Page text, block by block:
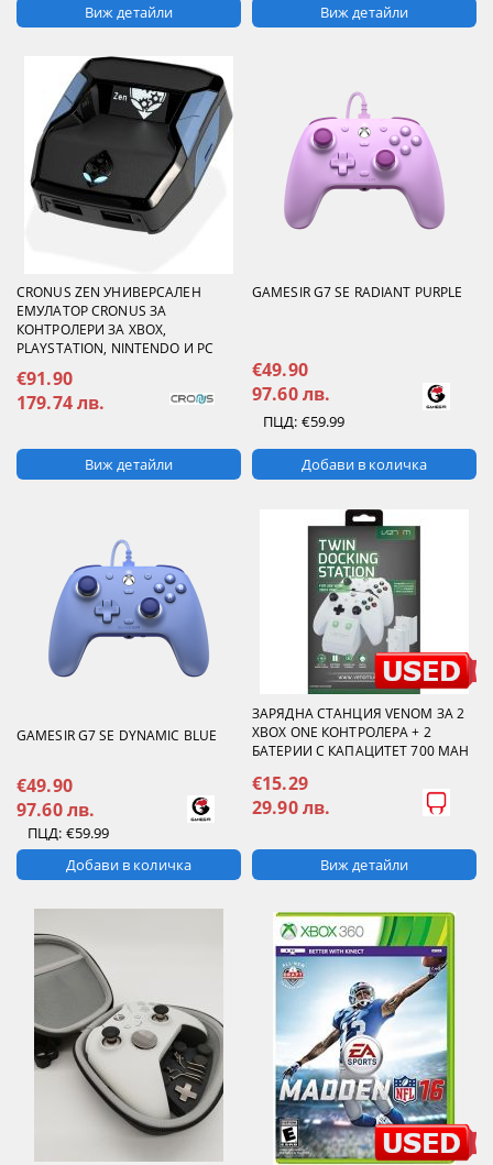
Виж детайли
Виж детайли
CRONUS ZEN УНИВЕРСАЛЕН
ЕМУЛАТОР CRONUS ЗА
КОНТРОЛЕРИ ЗА XBOX,
PLAYSTATION, NINTENDO И PC
€91.90
179.74 лв.
Виж детайли
GAMESIR G7 SE RADIANT PURPLE
€49.90
97.60 лв.
ПЦД: €59.99
GAMESIR G7 SE DYNAMIC BLUE
€49.90
97.60 лв.
ПЦД: €59.99
ЗАРЯДНА СТАНЦИЯ VENOM ЗА 2
XBOX ONE КОНТРОЛЕРА + 2
БАТЕРИИ С КАПАЦИТЕТ 700 MAH
€15.29
29.90 лв.
Виж детайли